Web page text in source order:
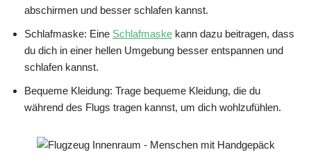
abschirmen und besser schlafen kannst.
Schlafmaske: Eine Schlafmaske kann dazu beitragen, dass
du dich in einer hellen Umgebung besser entspannen und
schlafen kannst.
Bequeme Kleidung: Trage bequeme Kleidung, die du
während des Flugs tragen kannst, um dich wohlzufühlen.